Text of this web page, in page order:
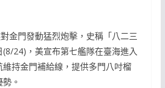
金門發動猛烈炮擊，史稱「八二三
24)，美宣布第七艦隊在臺海進入
持金門補給線，提供多門八吋榴
。